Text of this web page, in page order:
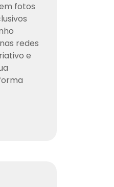
fotos
redes
e